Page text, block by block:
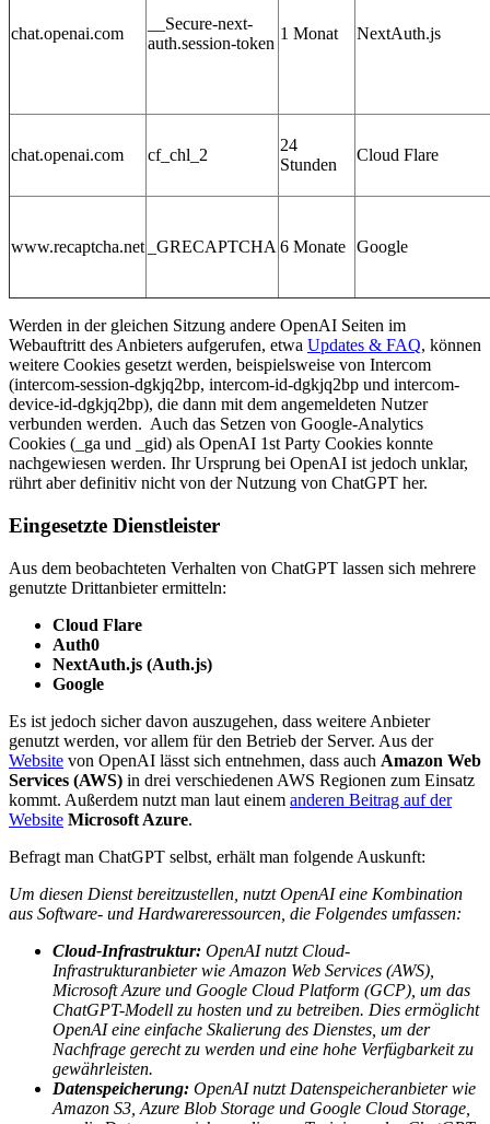
chat.openai.com
__Secure-next-
auth.session-token
1 Monat NextAuth.js
chat.openai.com cf_chl_2
24
Stunden
Cloud Flare
www.recaptcha.net _GRECAPTCHA6 Monate Google
Werden in der gleichen Sitzung andere OpenAI Seiten im
Webauftritt des Anbieters aufgerufen, etwa Updates & FAQ, können
weitere Cookies gesetzt werden, beispielsweise von Intercom
(intercom-session-dgkjq2bp, intercom-id-dgkjq2bp und intercom-
device-id-dgkjq2bp), die dann mit dem angemeldeten Nutzer
verbunden werden. Auch das Setzen von Google-Analytics
Cookies (_ga und _gid) als OpenAI 1st Party Cookies konnte
nachgewiesen werden. Ihr Ursprung bei OpenAI ist jedoch unklar,
rührt aber definitiv nicht von der Nutzung von ChatGPT her.
Eingesetzte Dienstleister
Aus dem beobachteten Verhalten von ChatGPT lassen sich mehrere
genutzte Drittanbieter ermitteln:
Cloud Flare
Auth0
NextAuth.js (Auth.js)
Google
Es ist jedoch sicher davon auszugehen, dass weitere Anbieter
genutzt werden, vor allem für den Betrieb der Server. Aus der
Website von OpenAI lässt sich entnehmen, dass auch Amazon Web
Services (AWS) in drei verschiedenen AWS Regionen zum Einsatz
kommt. Außerdem nutzt man laut einem anderen Beitrag auf der
Website Microsoft Azure.
Befragt man ChatGPT selbst, erhält man folgende Auskunft:
Um diesen Dienst bereitzustellen, nutzt OpenAI eine Kombination
aus Software- und Hardwareressourcen, die Folgendes umfassen:
Cloud-Infrastruktur: OpenAI nutzt Cloud-
Infrastrukturanbieter wie Amazon Web Services (AWS),
Microsoft Azure und Google Cloud Platform (GCP), um das
ChatGPT-Modell zu hosten und zu betreiben. Dies ermöglicht
OpenAI eine einfache Skalierung des Dienstes, um der
Nachfrage gerecht zu werden und eine hohe Verfügbarkeit zu
gewährleisten.
Datenspeicherung: OpenAI nutzt Datenspeicheranbieter wie
Amazon S3, Azure Blob Storage und Google Cloud Storage,